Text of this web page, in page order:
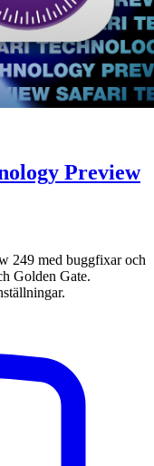
Preview
249 med buggfixar och
Golden Gate.